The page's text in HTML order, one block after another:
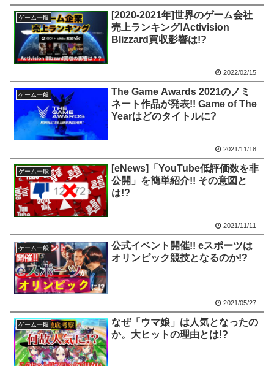
ゲーム一般
[2020-2021年]世界のゲーム会社
売上ランキング!Activision
Blizzard買収影響は!?
2022/02/15
ゲーム一般
The Game Awards 2021のノミ
ネート作品が発表!! Game of The
Yearはどのタイトルに?
2021/11/18
ゲーム一般
[eNews]「YouTube低評価数を非
公開」を簡単紹介!! その意図と
は!?
2021/11/11
ゲーム一般
公式イベント開催!! eスポーツは
オリンピック競技となるのか!?
2021/05/27
ゲーム一般
なぜ「ウマ娘」は人気となったの
か。大ヒットの理由とは!?